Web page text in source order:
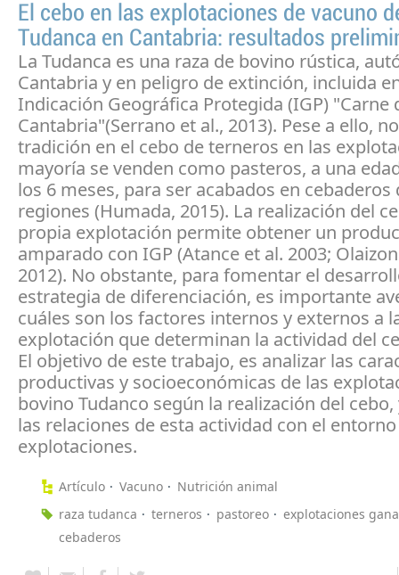
El cebo en las explotaciones de vacuno
Tudanca en Cantabria: resultados
La Tudanca es una raza de bovino rústica,
Cantabria y en peligro de extinción, incluida
Indicación Geográfica Protegida (IGP) "Carne
Cantabria"(Serrano et al., 2013). Pese a ello,
tradición en el cebo de terneros en las
mayoría se venden como pasteros, a una
los 6 meses, para ser acabados en cebaderos
regiones (Humada, 2015). La realización del
propia explotación permite obtener un
amparado con IGP (Atance et al. 2003;
2012). No obstante, para fomentar el
estrategia de diferenciación, es importante
cuáles son los factores internos y externos a
explotación que determinan la actividad del
El objetivo de este trabajo, es analizar las
productivas y socioeconómicas de las
bovino Tudanco según la realización del
las relaciones de esta actividad con el
explotaciones.
Artículo Vacuno
Nutrición animal
raza tudanca
terneros pastoreo
explotaciones
cebaderos